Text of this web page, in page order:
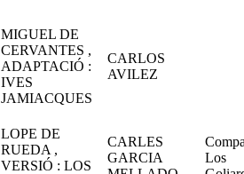
MIGUEL DE
CERVANTES ,
ADAPTACIÓ :
IVES
JAMIACQUES
CARLOS
AVILEZ
LOPE DE
RUEDA ,
VERSIÓ : LOS
CARLES
GARCIA
Los